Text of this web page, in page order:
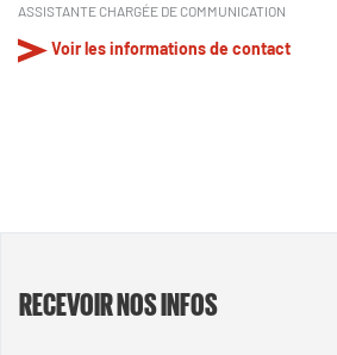
ASSISTANTE CHARGÉE DE COMMUNICATION
Voir les informations de contact
RECEVOIR NOS INFOS